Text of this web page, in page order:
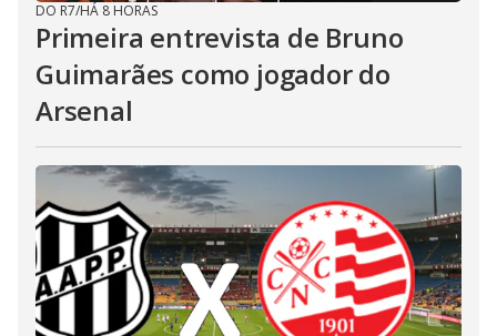
DO R7/HÁ 8 HORAS
Primeira entrevista de Bruno
Guimarães como jogador do
Arsenal